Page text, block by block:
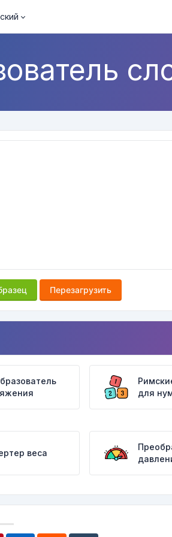
Перезагрузить
для
веса